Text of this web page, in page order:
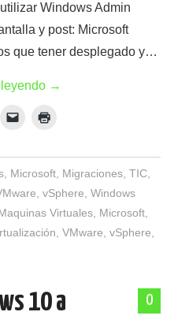
Windows Admin
y post: Microsoft
que tener desplegado y…
→
, Microsoft, Migraciones, TIC,
,vSphere ,Windows
Virtuales, Microsoft,
,VMware ,vSphere
0
10 a